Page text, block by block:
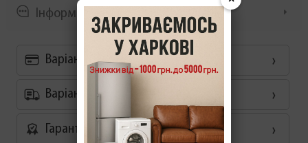
Інформація/демонстрація
Варіанти оплати
Варіанти доставки
Гарантія